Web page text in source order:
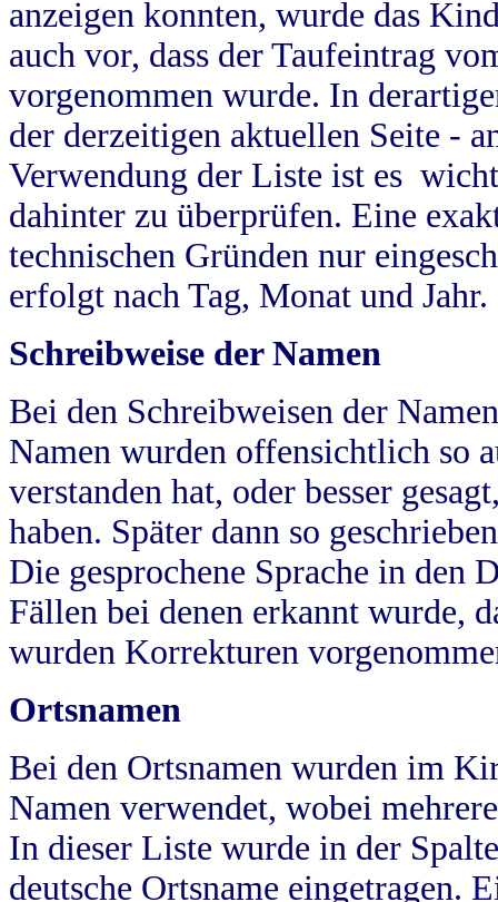
anzeigen konnten, wurde das
auch vor, dass der Taufeintrag
vorgenommen wurde. In
der derzeitigen aktuellen Seite -
Verwendung der Liste ist es
dahinter zu überprüfen. Eine
technischen Gründen nur
erfolgt nach Tag, Monat und Jahr.
Schreibweise der Namen
Bei den Schreibweisen der
Namen wurden offensichtlich so
verstanden hat, oder besser
haben. Später dann so
Die gesprochene Sprache in
Fällen bei denen erkannt wurde,
wurden Korrekturen
Ortsnamen
Bei den Ortsnamen wurden im
Namen verwendet, wobei
In dieser Liste wurde in der
deutsche Ortsname eingetragen.